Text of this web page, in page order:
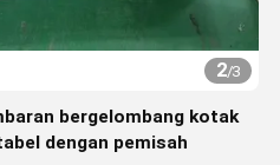
2/3
bergelombang kotak
dengan pemisah